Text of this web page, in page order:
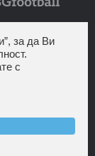
за да Ви
с